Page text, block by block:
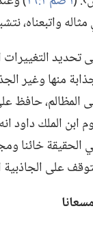
مثاله واتبعناه،‏
تحديد
منها وغير
المظالم،‏ حافظ
ابن الملك
الحقيقة خائنا
على